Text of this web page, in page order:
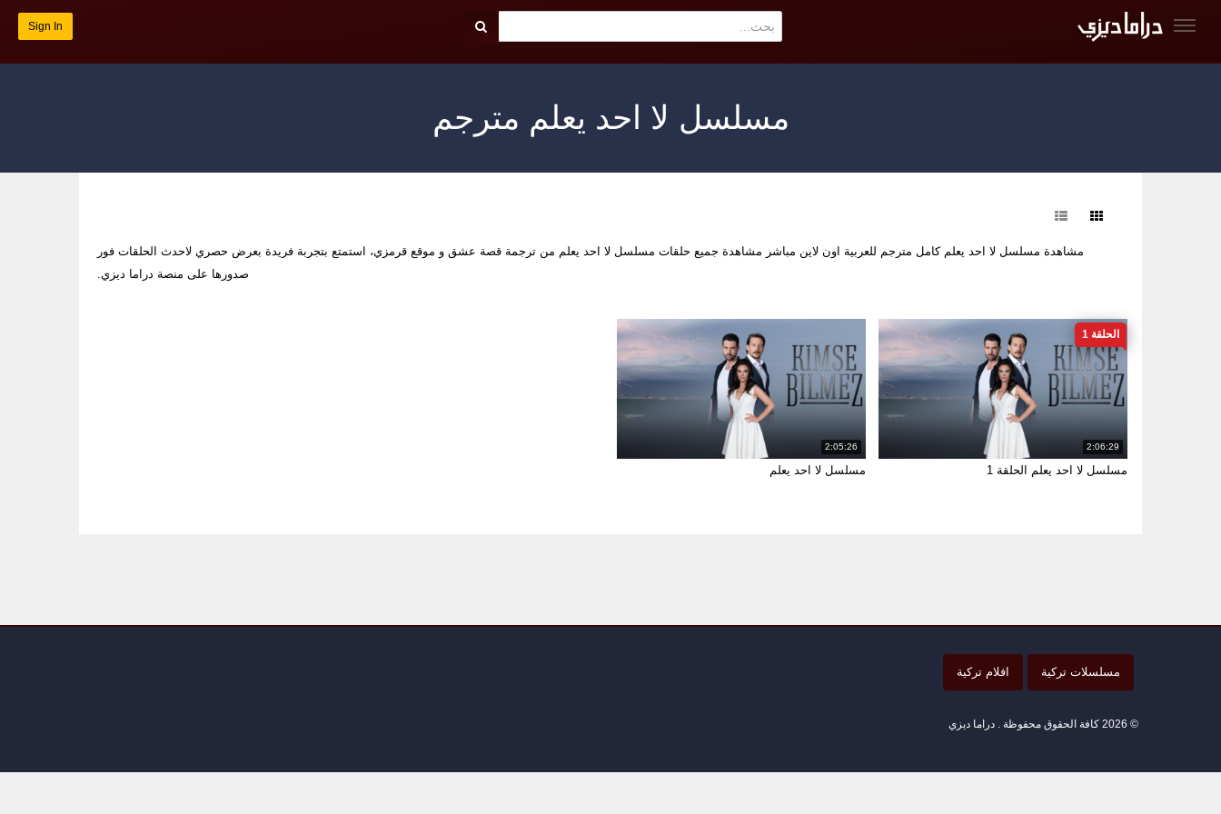
Sign In
مسلسل لا احد يعلم مترجم
مشاهدة مسلسل لا احد يعلم كامل مترجم للعربية اون لاين مباشر مشاهدة جميع حلقات مسلسل لا احد يعلم من ترجمة قصة عشق و موقع قرمزي، استمتع بتجربة فريدة بعرض حصري لاحدث الحلقات فور
صدورها على منصة دراما ديزي.
2:06:29
الحلقة 1
مسلسل لا احد يعلم الحلقة 1
2:05:26
مسلسل لا احد يعلم
مسلسلات تركية افلام تركية
© 2026 كافة الحقوق محفوظة . دراما ديزي